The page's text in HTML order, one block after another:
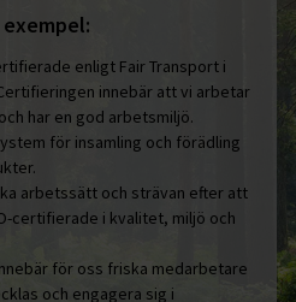
enligt Fair Transport i
innebär att vi arbetar
har en god arbetsmiljö.
för insamling och förädling
arbetssätt och strävan efter att
certifierade i kvalitet, miljö och
för oss friska medarbetare
och engagera sig i